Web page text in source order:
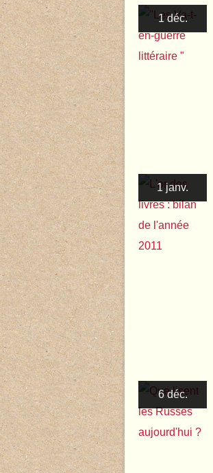
1 déc.
1 janv.
6 déc.